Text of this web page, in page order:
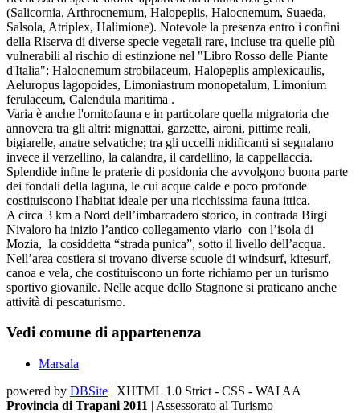
(Salicornia, Arthrocnemum, Halopeplis, Halocnemum, Suaeda,
Salsola, Atriplex, Halimione). Notevole la presenza entro i confini
della Riserva di diverse specie vegetali rare, incluse tra quelle più
vulnerabili al rischio di estinzione nel "Libro Rosso delle Piante
d'Italia": Halocnemum strobilaceum, Halopeplis amplexicaulis,
Aeluropus lagopoides, Limoniastrum monopetalum, Limonium
ferulaceum, Calendula maritima .
Varia è anche l'ornitofauna e in particolare quella migratoria che
annovera tra gli altri: mignattai, garzette, aironi, pittime reali,
bigiarelle, anatre selvatiche; tra gli uccelli nidificanti si segnalano
invece il verzellino, la calandra, il cardellino, la cappellaccia.
Splendide infine le praterie di posidonia che avvolgono buona parte
dei fondali della laguna, le cui acque calde e poco profonde
costituiscono l'habitat ideale per una ricchissima fauna ittica.
A circa 3 km a Nord dell’imbarcadero storico, in contrada Birgi
Nivaloro ha inizio l’antico collegamento viario con l’isola di
Mozia, la cosiddetta “strada punica”, sotto il livello dell’acqua.
Nell’area costiera si trovano diverse scuole di windsurf, kitesurf,
canoa e vela, che costituiscono un forte richiamo per un turismo
sportivo giovanile. Nelle acque dello Stagnone si praticano anche
attività di pescaturismo.
Vedi comune di appartenenza
Marsala
powered by DBSite | XHTML 1.0 Strict - CSS - WAI AA
Provincia di Trapani 2011 | Assessorato al Turismo